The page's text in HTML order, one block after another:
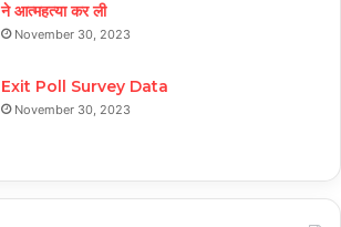
ने आत्महत्या कर ली
November 30, 2023
Exit Poll Survey Data
November 30, 2023